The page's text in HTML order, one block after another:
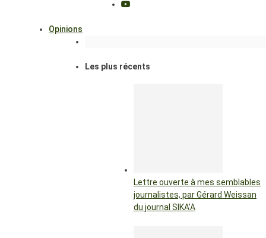
Opinions
Les plus récents
Lettre ouverte à mes semblables
journalistes, par Gérard Weissan
du journal SIKA’A